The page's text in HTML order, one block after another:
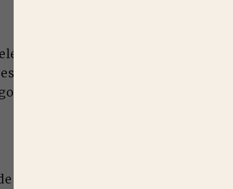
"köttbullar", sont une vraie
avec de la sauce brune et de la
réconfortant de la cuisine
hachée, des haricots rouges, des